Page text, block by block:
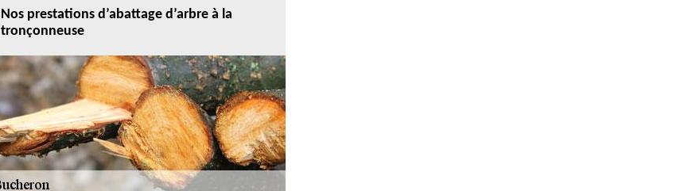
Nos prestations d’abattage d’arbre à la
tronçonneuse